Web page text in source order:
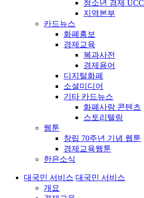
청소년 경제 UCC
지역본부
카드뉴스
화폐홍보
경제교육
복과사전
경제용어
디지털화폐
소셜미디어
기타 카드뉴스
화폐사랑 콘텐츠
스토리텔링
웹툰
창립 70주년 기념 웹툰
경제교육웹툰
한은소식
대국민 서비스 대국민 서비스
개요